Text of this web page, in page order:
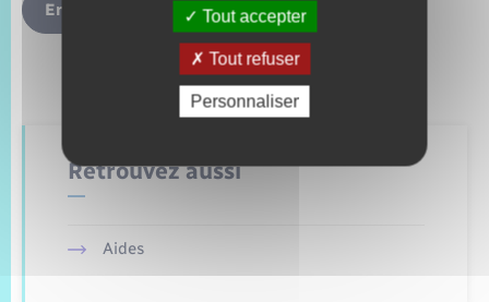
Envoyer
Retrouvez aussi
Aides
Tout accepter
Tout refuser
Personnaliser